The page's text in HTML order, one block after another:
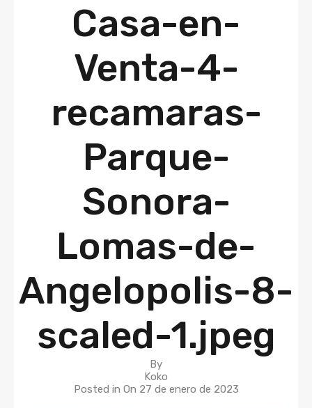
Casa-en-
Venta-4-
recamaras-
Parque-
Sonora-
Lomas-de-
Angelopolis-8-
scaled-1.jpeg
By
Koko
Posted in On 27 de enero de 2023